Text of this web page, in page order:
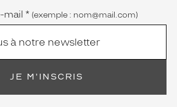
mail * (exemple : nom@mail.com)
JE M'INSCRIS